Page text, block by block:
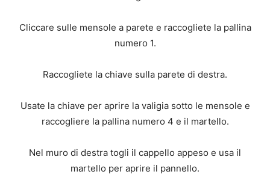
Cliccare sulle mensole a parete e raccogliete la pallina
numero 1.
Raccogliete la chiave sulla parete di destra.
Usate la chiave per aprire la valigia sotto le mensole e
raccogliere la pallina numero 4 e il martello.
Nel muro di destra togli il cappello appeso e usa il
martello per aprire il pannello.